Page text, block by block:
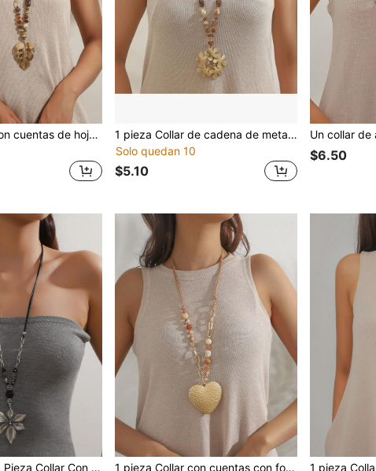
1 pieza Collar con cuentas de hoja metálica de moda, adecuado para el uso diario de las mujeres
1 pieza Collar de cadena de metal con cuentas y flores, adecuado para el uso diario de las mujeres
Solo quedan 10
$5.10
$6.50
Collar Con Cuentas Aleación Estampado Floral Informal De Moda Adecuado Para Damas Uso Diario 1 pieza Collar con cuentas con forma de corazón de moda para mujer, apto para uso diario